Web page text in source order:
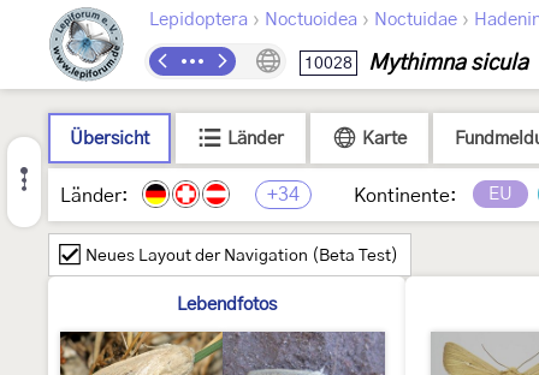
Lepidoptera › Noctuoidea › Noctuidae ›
10028 Mythimna sicula
Übersicht Länder Karte
Länder: +34 Kontinente: EU
Neues Layout der Navigation (Beta Test)
Lebendfotos